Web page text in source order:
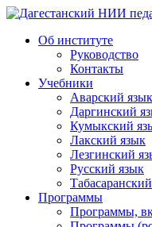
Дагестанский НИИ
Об институте
Руководство
Контакты
Учебники
Аварский язык
Даргинский
Кумыкский
Лакский язык
Лезгинский
Русский язык
Программы
Программы,